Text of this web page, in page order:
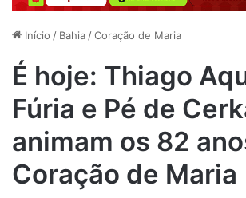
Início / Bahia /Coração de Maria
É hoje: Thiago
Fúria e Pé de
animam os 82
Coração de Maria